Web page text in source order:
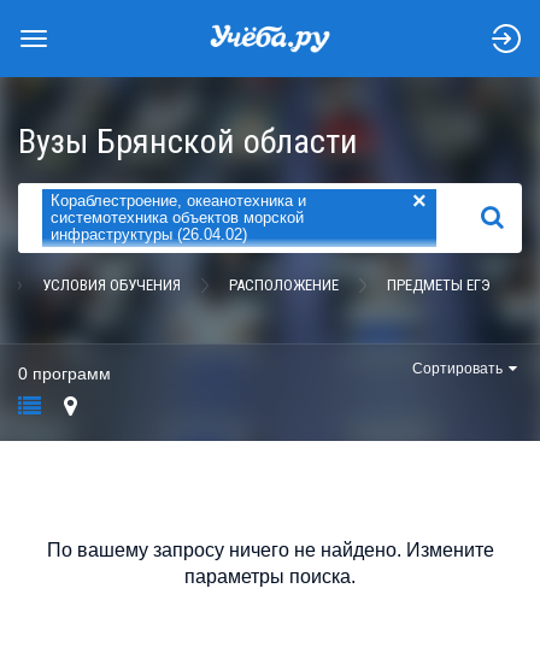
Вузы Брянской области
Кораблестроение, океанотехника и
системотехника объектов морской
инфраструктуры (26.04.02)
×
НАЙТИ
УСЛОВИЯ ОБУЧЕНИЯ РАСПОЛОЖЕНИЕ ПРЕДМЕТЫ ЕГЭ
0 программ Сортировать
По вашему запросу ничего не найдено. Измените
параметры поиска.